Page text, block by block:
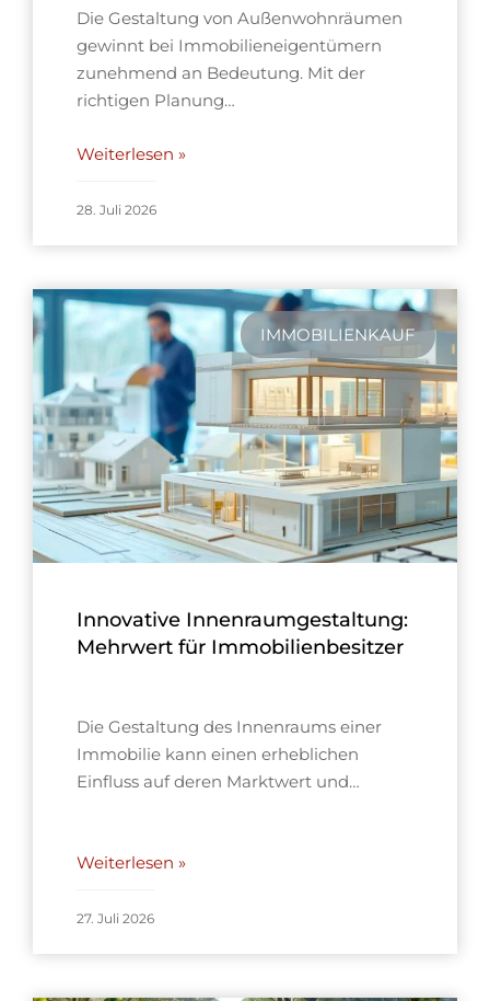
Die Gestaltung von Außenwohnräumen
gewinnt bei Immobilieneigentümern
zunehmend an Bedeutung. Mit der
richtigen Planung…
Weiterlesen »
28. Juli 2026
IMMOBILIENKAUF
Innovative Innenraumgestaltung:
Mehrwert für Immobilienbesitzer
Die Gestaltung des Innenraums einer
Immobilie kann einen erheblichen
Einfluss auf deren Marktwert und…
Weiterlesen »
27. Juli 2026